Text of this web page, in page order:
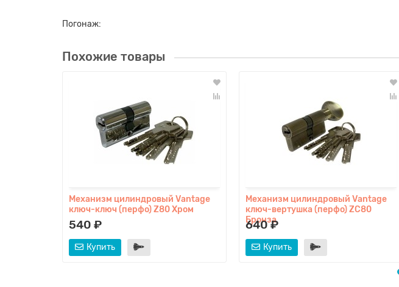
Погонаж:
Похожие товары
Механизм цилиндровый Vаntage
ключ-ключ (перфо) Z80 Хром
540 ₽
Купить
Механизм цилиндровый Vаntage
ключ-вертушка (перфо) ZC80
Бронза
640 ₽
Купить